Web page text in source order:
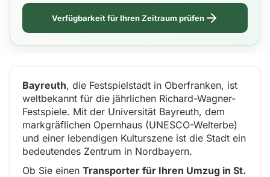
Verfügbarkeit für Ihren Zeitraum prüfen
Bayreuth, die Festspielstadt in Oberfranken, ist
weltbekannt für die jährlichen Richard-Wagner-
Festspiele. Mit der Universität Bayreuth, dem
markgräflichen Opernhaus (UNESCO-Welterbe)
und einer lebendigen Kulturszene ist die Stadt ein
bedeutendes Zentrum in Nordbayern.
Ob Sie einen Transporter für Ihren Umzug in St.